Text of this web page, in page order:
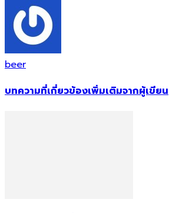
beer
บทความที่เกี่ยวข้องเพิ่มเติมจากผู้เขียน